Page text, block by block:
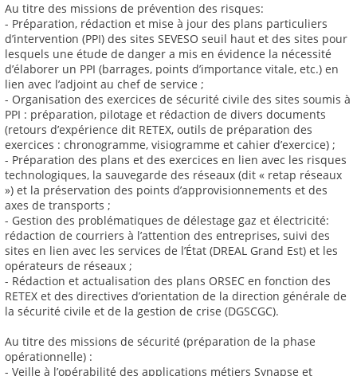
Au titre des missions de prévention des risques:
- Préparation, rédaction et mise à jour des plans particuliers
d’intervention (PPI) des sites SEVESO seuil haut et des sites pour
lesquels une étude de danger a mis en évidence la nécessité
d’élaborer un PPI (barrages, points d’importance vitale, etc.) en
lien avec l’adjoint au chef de service ;
- Organisation des exercices de sécurité civile des sites soumis à
PPI : préparation, pilotage et rédaction de divers documents
(retours d’expérience dit RETEX, outils de préparation des
exercices : chronogramme, visiogramme et cahier d’exercice) ;
- Préparation des plans et des exercices en lien avec les risques
technologiques, la sauvegarde des réseaux (dit « retap réseaux
») et la préservation des points d’approvisionnements et des
axes de transports ;
- Gestion des problématiques de délestage gaz et électricité:
rédaction de courriers à l’attention des entreprises, suivi des
sites en lien avec les services de l’État (DREAL Grand Est) et les
opérateurs de réseaux ;
- Rédaction et actualisation des plans ORSEC en fonction des
RETEX et des directives d’orientation de la direction générale de
la sécurité civile et de la gestion de crise (DGSCGC).
Au titre des missions de sécurité (préparation de la phase
opérationnelle) :
- Veille à l’opérabilité des applications métiers Synapse et